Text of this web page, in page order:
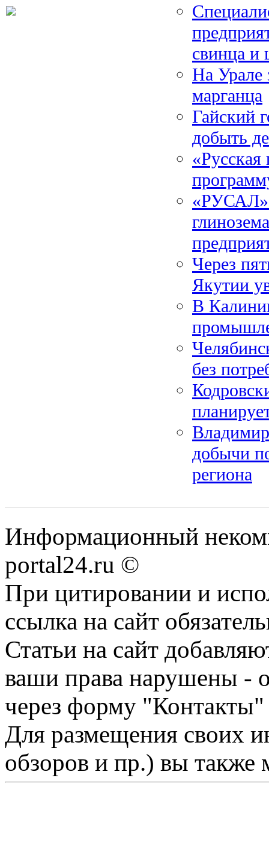
свинца и
На Урале
марганца
Гайский
добыть
«Русская
«РУСАЛ»
Через
Якутии
В
без
добычи
региона
Информационный
portal24.ru ©
При цитировании и
ссылка на сайт
Статьи на сайт
ваши права нарушены -
через форму "Контакты"
Для размещения своих
обзоров и пр.) вы также